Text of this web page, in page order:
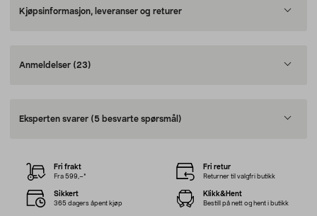
Kjøpsinformasjon, leveranser og returer
Anmeldelser (23)
Eksperten svarer (5 besvarte spørsmål)
Fri frakt
Fra 599,–*
Fri retur
Returner til valgfri butikk
Sikkert
365 dagers åpent kjøp
Klikk&Hent
Bestill på nett og hent i butikk